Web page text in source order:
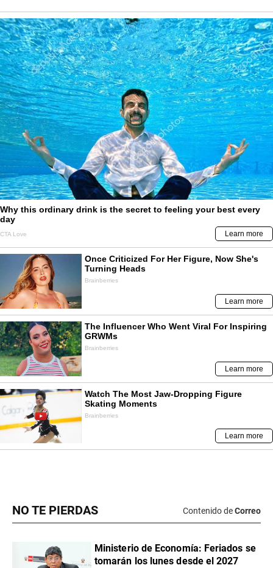
NO TE PIERDAS Contenido deCorreo
Ministerio de Economía: Feriados se
tomarán los lunes desde el 2027